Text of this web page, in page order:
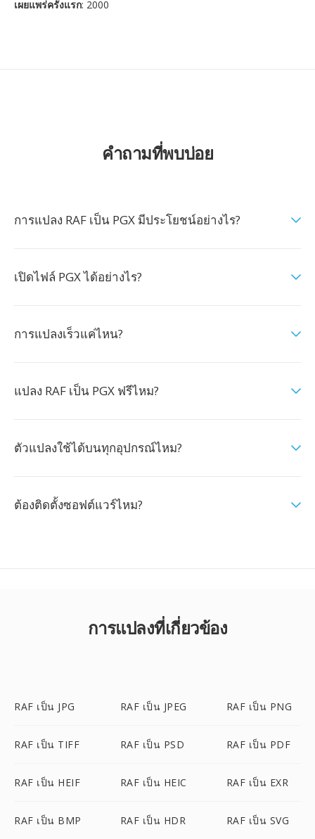
เผยแพร่ครั้งแรก: 2000
คำถามที่พบบ่อย
การแปลง RAF เป็น PGX มีประโยชน์อย่างไร?
เปิดไฟล์ PGX ได้อย่างไร?
การแปลงเร็วแค่ไหน?
แปลง RAF เป็น PGX ฟรีไหม?
ตัวแปลงใช้ได้บนทุกอุปกรณ์ไหม?
ต้องติดตั้งซอฟต์แวร์ไหม?
การแปลงที่เกี่ยวข้อง
RAF เป็น JPG RAF เป็น JPEG RAF เป็น PNG
RAF เป็น TIFF RAF เป็น PSD RAF เป็น PDF
RAF เป็น HEIF RAF เป็น HEIC RAF เป็น EXR
RAF เป็น BMP RAF เป็น HDR RAF เป็น SVG